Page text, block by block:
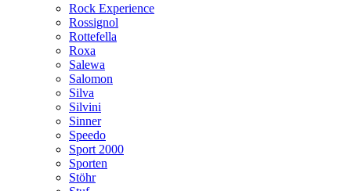
Rock Experience
Rossignol
Rottefella
Roxa
Salewa
Salomon
Silva
Silvini
Sinner
Speedo
Sport 2000
Sporten
Stöhr